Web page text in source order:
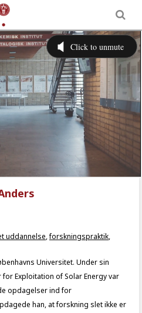
uddannelse,forskningspraktik,
Universitet. Under sin
Exploitation of Solar Energy var
opdagelser ind for
han, at forskning slet ikke er